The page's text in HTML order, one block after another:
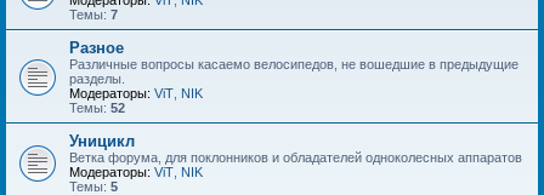
Темы: 7
Разное
Различные вопросы касаемо велосипедов, не вошедшие в предыдущие
разделы.
Модераторы: ViT NIK
Темы: 52
Уницикл
Ветка форума, для поклонников и обладателей одноколесных аппаратов
Модераторы: ViT NIK
Темы: 5